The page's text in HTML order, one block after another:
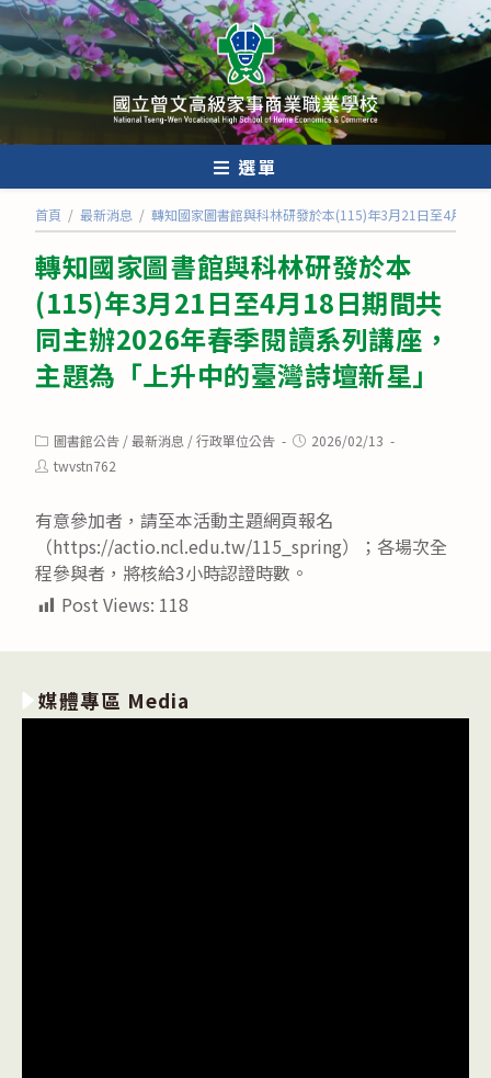
跳
轉
至
內
選單
首頁 / 最新消息 / 轉知國家圖書館與科林研發於本(115)年3月21日至4月18
轉知國家圖書館與科林研發於本
(115)年3月21日至4月18日期間共
同主辦2026年春季閱讀系列講座，
主題為「上升中的臺灣詩壇新星」
Post
category:
圖書館公告 /最新消息 /行政單位公告
Post2026/02/13
Posttwvstn762
有意參加者，請至本活動主題網頁報名
（https://actio.ncl.edu.tw/115_spring）；各場次全
程參與者，將核給3小時認證時數。
Post Views: 118
媒體專區 Media